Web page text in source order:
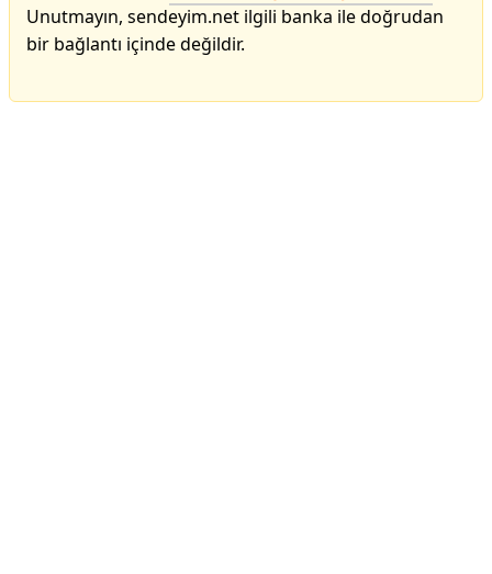
Unutmayın, sendeyim.net ilgili banka ile doğrudan
bir bağlantı içinde değildir.